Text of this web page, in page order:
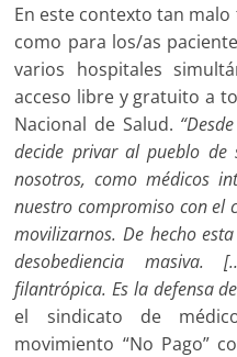
En este contexto tan
como para los/as
varios hospitales
acceso libre y gratuito a
Nacional de Salud.
decide privar al pueblo de
nosotros, como médicos
nuestro compromiso con el
movilizarnos. De hecho
desobediencia
filantrópica. Es la defensa
el sindicato de
movimiento “No Pago”